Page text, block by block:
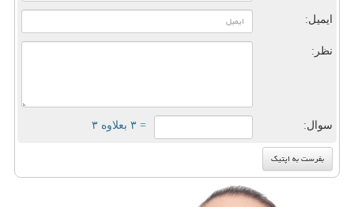
ایمیل:
نظر:
سوال: = ۳ بعلاوه ۳